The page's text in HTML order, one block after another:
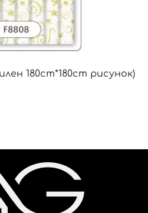
180cm*180cm рисунок)